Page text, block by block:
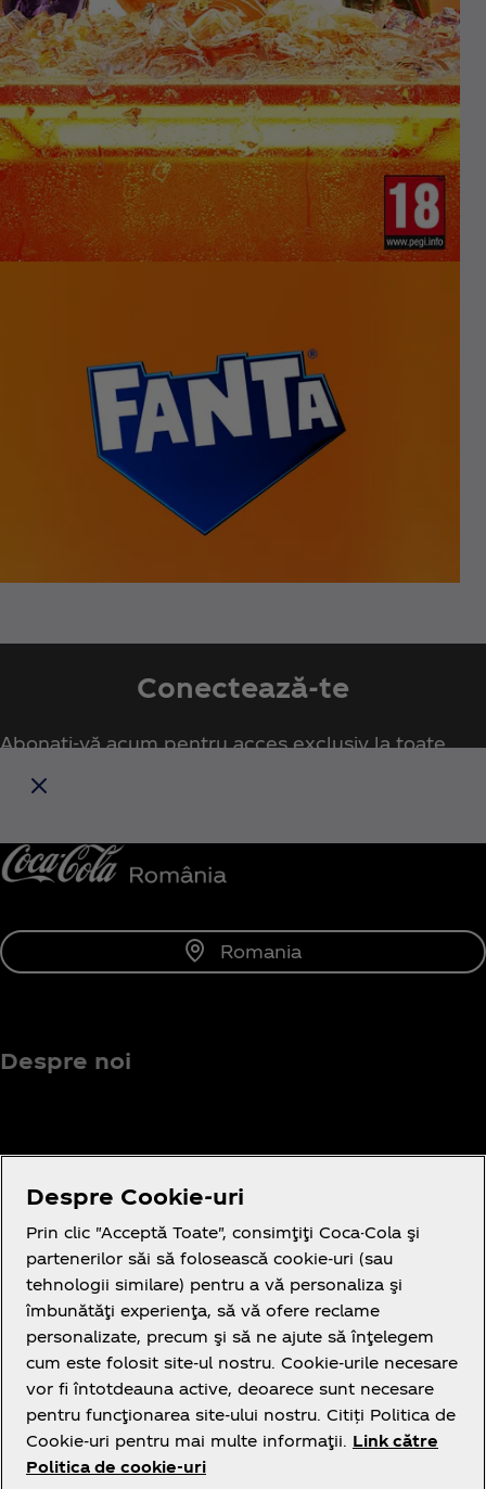
Conectează-te
Abonați-vă acum pentru acces exclusiv la toate
Romania
Despre noi
Aveți nevoie de ajutor?
Legal
Despre Cookie-uri
Prin clic "Acceptă Toate", consimţiţi Coca-Cola şi
partenerilor săi să folosească cookie-uri (sau
tehnologii similare) pentru a vă personaliza şi
îmbunătăţi experienţa, să vă ofere reclame
personalizate, precum şi să ne ajute să înţelegem
cum este folosit site-ul nostru. Cookie-urile necesare
vor fi întotdeauna active, deoarece sunt necesare
pentru funcţionarea site-ului nostru. Citiți Politica de
Cookie-uri pentru mai multe informaţii. Link către
Politica de cookie-uri